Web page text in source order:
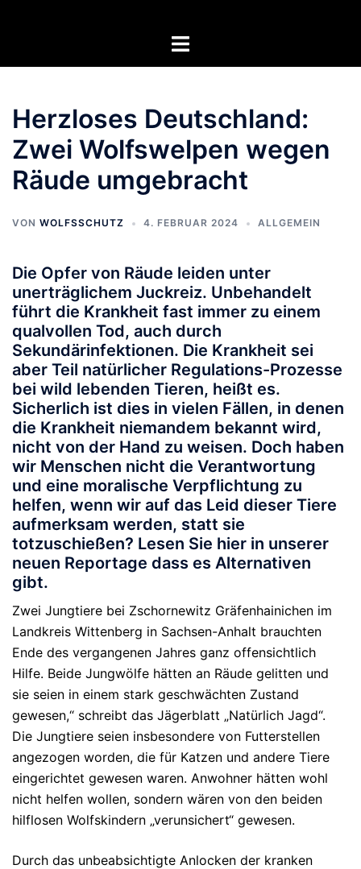
Menü
Herzloses Deutschland:
Zwei Wolfswelpen wegen
Räude umgebracht
VON WOLFSSCHUTZ 4. FEBRUAR 2024 ALLGEMEIN
Die Opfer von Räude leiden unter
unerträglichem Juckreiz. Unbehandelt
führt die Krankheit fast immer zu einem
qualvollen Tod, auch durch
Sekundärinfektionen. Die Krankheit sei
aber Teil natürlicher Regulations-Prozesse
bei wild lebenden Tieren, heißt es.
Sicherlich ist dies in vielen Fällen, in denen
die Krankheit niemandem bekannt wird,
nicht von der Hand zu weisen. Doch haben
wir Menschen nicht die Verantwortung
und eine moralische Verpflichtung zu
helfen, wenn wir auf das Leid dieser Tiere
aufmerksam werden, statt sie
totzuschießen? Lesen Sie hier in unserer
neuen Reportage dass es Alternativen
gibt.
Zwei Jungtiere bei Zschornewitz Gräfenhainichen im
Landkreis Wittenberg in Sachsen-Anhalt brauchten
Ende des vergangenen Jahres ganz offensichtlich
Hilfe. Beide Jungwölfe hätten an Räude gelitten und
sie seien in einem stark geschwächten Zustand
gewesen,“ schreibt das Jägerblatt „Natürlich Jagd“.
Die Jungtiere seien insbesondere von Futterstellen
angezogen worden, die für Katzen und andere Tiere
eingerichtet gewesen waren. Anwohner hätten wohl
nicht helfen wollen, sondern wären von den beiden
hilflosen Wolfskindern „verunsichert“ gewesen.
Durch das unbeabsichtigte Anlocken der kranken